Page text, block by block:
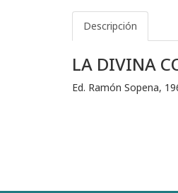
Descripción
LA DIVINA
Ed. Ramón Sopena,